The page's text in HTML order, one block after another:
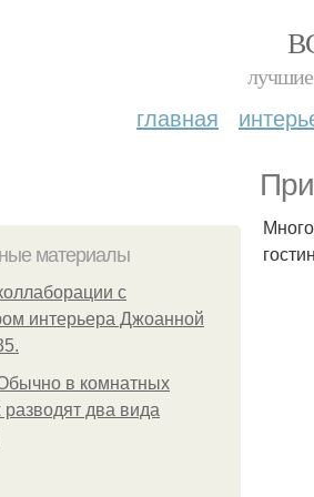
лучшие
главная
материалы
с
интерьера Джоанной
в комнатных
разводят два вида